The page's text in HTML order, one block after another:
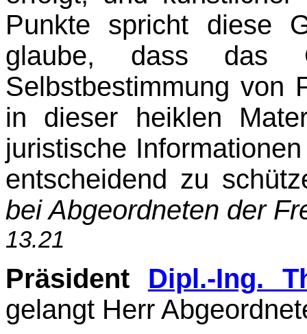
Punkte spricht diese
glaube, dass das
Selbstbestimmung von
in dieser heiklen
juristische
entscheidend zu
bei Abgeordneten der
13.21
Präsident Dipl.-Ing.
gelangt Herr